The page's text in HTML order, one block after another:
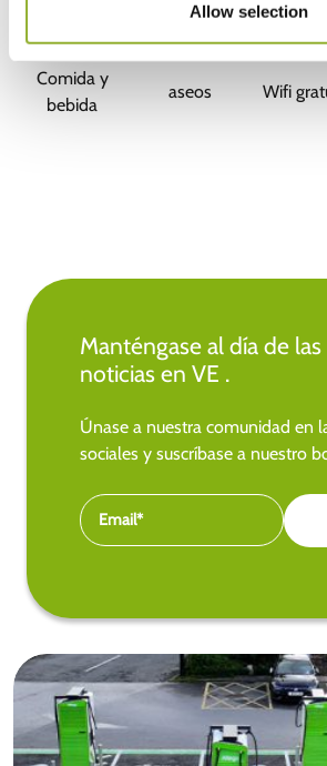
Allow selection
Comida y
bebida
aseos Wifi
Manténgase al día de
noticias en VE .
Únase a nuestra comunidad en
sociales y suscríbase a nuestro